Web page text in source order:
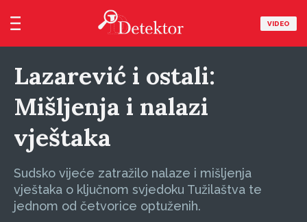
VIDEO
Lazarević i ostali:
Mišljenja i nalazi
vještaka
Sudsko vijeće zatražilo nalaze i mišljenja
vještaka o ključnom svjedoku Tužilaštva te
jednom od četvorice optuženih.